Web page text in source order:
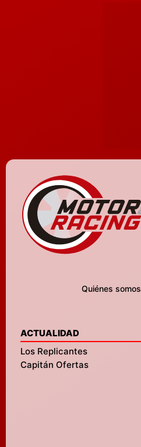
Quiénes somos
ACTUALIDAD
Los Replicantes
Capitán Ofertas